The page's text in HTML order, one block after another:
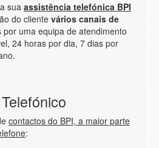
sua assistência telefónica BPI
do cliente vários canais de
por uma equipa de atendimento
24 horas por dia, 7 dias por
contactos do BPI, a maior parte
: